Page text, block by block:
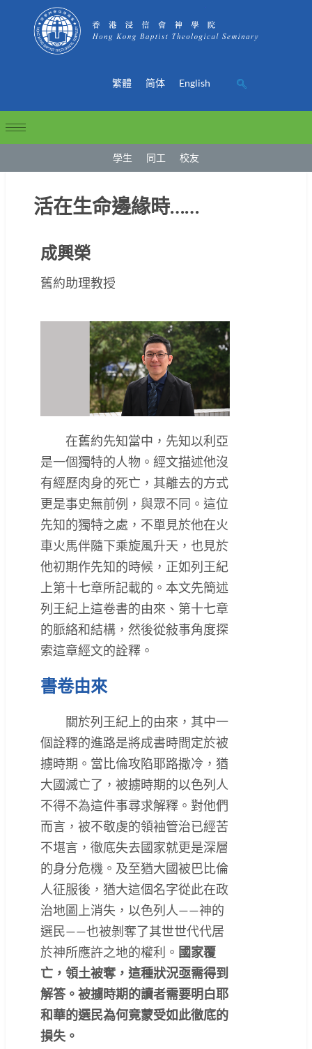
繁體 简体 English
學生 同工 校友
活在生命邊緣時……
成興榮
舊約助理教授
在舊約先知當中，先知以利亞
是一個獨特的人物。經文描述他沒
有經歷肉身的死亡，其離去的方式
更是事史無前例，與眾不同。這位
先知的獨特之處，不單見於他在火
車火馬伴隨下乘旋風升天，也見於
他初期作先知的時候，正如列王紀
上第十七章所記載的。本文先簡述
列王紀上這卷書的由來、第十七章
的脈絡和結構，然後從敍事角度探
索這章經文的詮釋。
書卷由來
關於列王紀上的由來，其中一
個詮釋的進路是將成書時間定於被
擄時期。當比倫攻陷耶路撒冷，猶
大國滅亡了，被擄時期的以色列人
不得不為這件事尋求解釋。對他們
而言，被不敬虔的領袖管治已經苦
不堪言，徹底失去國家就更是深層
的身分危機。及至猶大國被巴比倫
人征服後，猶大這個名字從此在政
治地圖上消失，以色列人——神的
選民——也被剝奪了其世世代代居
於神所應許之地的權利。 國家覆
亡，領土被奪，這種狀況亟需得到
解答。被擄時期的讀者需要明白耶
和華的選民為何竟蒙受如此徹底的
損失。